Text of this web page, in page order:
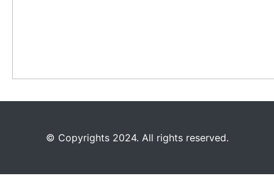
©️ Copyrights 2024. All rights reserved.